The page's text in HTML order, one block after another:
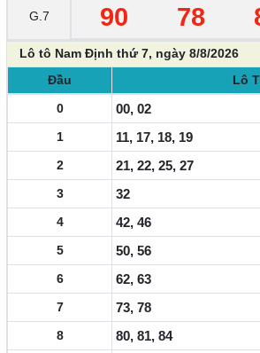
G.7 90 78
Lô tô Nam Định thứ 7, ngày 8/8/2026
Đầu
Lô
0
00, 02
1 11, 17, 18, 19
2 21, 22, 25, 27
3 32
4 42, 46
5 50, 56
6 62, 63
7 73, 78
8 80, 81, 84